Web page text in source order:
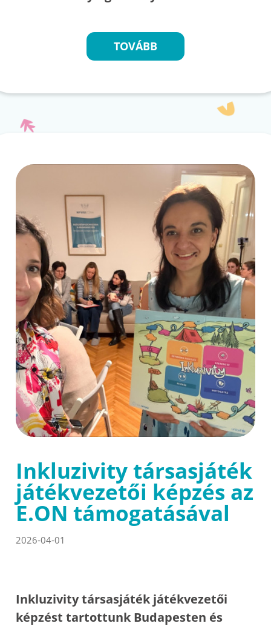
TOVÁBB
Inkluzivity társasjáték
játékvezetői képzés az
E.ON támogatásával
2026-04-01
Inkluzivity társasjáték játékvezetői
képzést tartottunk Budapesten és